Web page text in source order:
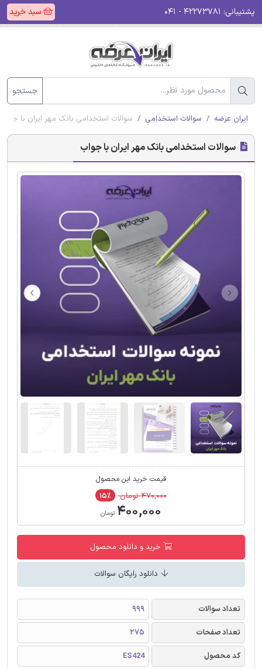
پشتیبانی: سبد خرید
جستجو
ایران عرضه سوالات استخدامی سوالات استخدامی بانک مهر ایران با جواب
سوالات استخدامی بانک مهر ایران با جواب
قیمت خرید این محصول
۴۷۰,۰۰۰ تومان ۱۵٪
۴۰۰,۰۰۰ تومان
خرید و دانلود محصول
دانلود رایگان سوالات
تعداد سوالات
999
تعداد صفحات
275
کد محصول
ES424